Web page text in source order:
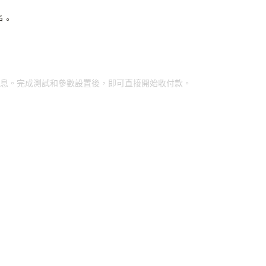
。完成測試和參數設置後，即可直接開始收付款。